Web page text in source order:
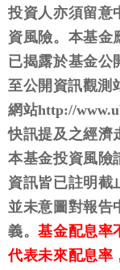
投資人亦須留意
資風險。本基金
已揭露於基金公
至公開資訊觀測
網站http://
快訊提及之經濟
本基金投資風險
資訊皆已註明截
並未意圖對報告
義。基金配息率
代表未來配息率